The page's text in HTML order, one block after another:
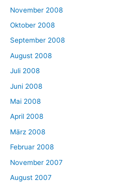
November 2008
Oktober 2008
September 2008
August 2008
Juli 2008
Juni 2008
Mai 2008
April 2008
März 2008
Februar 2008
November 2007
August 2007